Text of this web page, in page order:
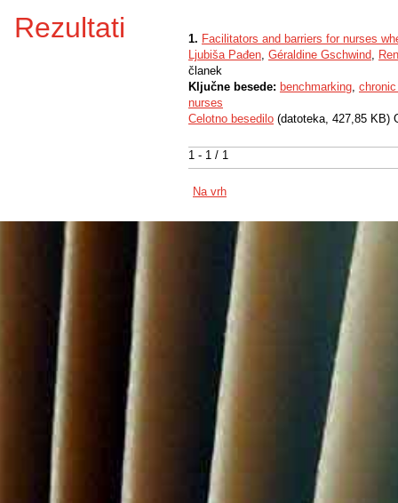
Rezultati
1 - 1 / 1
1. Facilitators and barriers for nurses
Ljubiša Pađen, Géraldine Gschwind,
članek
Ključne besede: benchmarking,
nurses
Celotno besedilo (datoteka, 427,85 KB)
Na vrh